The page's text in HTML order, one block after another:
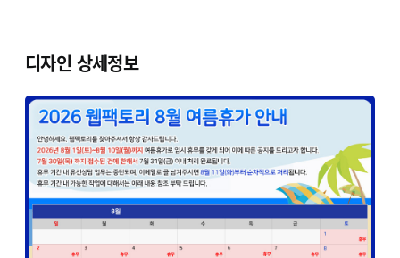
디자인 상세정보